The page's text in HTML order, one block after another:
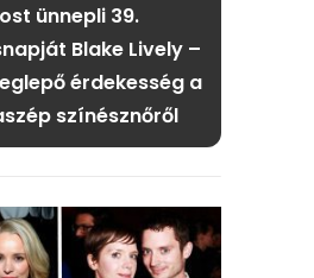
ünnepli 39.
Blake Lively –
érdekesség a
színésznőről